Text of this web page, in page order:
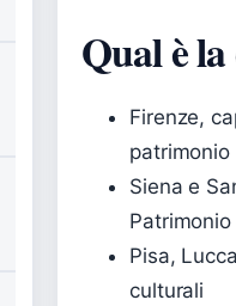
Qual è
Firenze,
Siena e
Patrimonio
Pisa,
culturali